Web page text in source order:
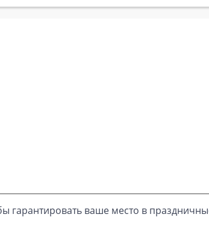
гарантировать ваше место в